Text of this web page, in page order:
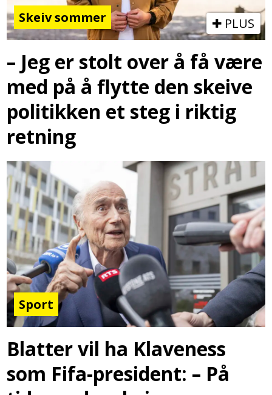
Skeiv sommer PLUS
– Jeg er stolt over å få være
med på å flytte den skeive
politikken et steg i riktig
retning
Sport
Blatter vil ha Klaveness
som Fifa-president: – På